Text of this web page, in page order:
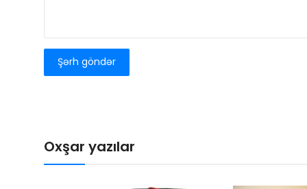
Şərh göndər
Oxşar yazılar